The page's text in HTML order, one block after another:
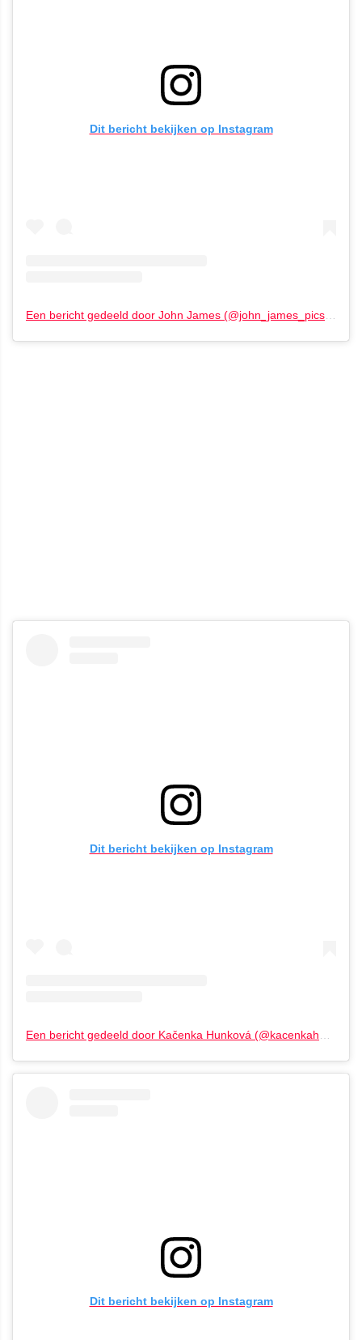
Dit bericht bekijken op Instagram
Dit bericht bekijken op Instagram
Een bericht gedeeld door Kačenka Hunková (@kacenkahunkova)
Dit bericht bekijken op Instagram